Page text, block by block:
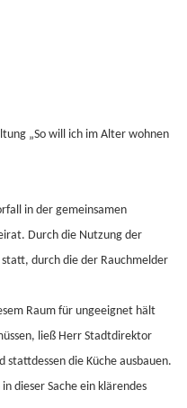
„So will ich im Alter wohnen
in der gemeinsamen
Durch die Nutzung der
durch die der Rauchmelder
Raum für ungeeignet hält
ließ Herr Stadtdirektor
stattdessen die Küche ausbauen.
dieser Sache ein klärendes